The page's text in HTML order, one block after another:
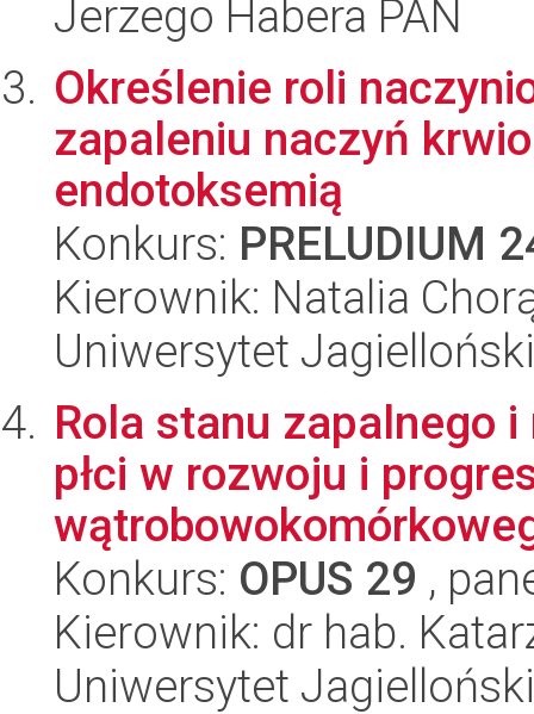
Jerzego Habera PAN
Określenie roli
zapaleniu naczyń
endotoksemią
Konkurs: PRELUDIUM
Kierownik: Natalia
Uniwersytet Jagielloński
Rola stanu zapalnego
płci w rozwoju i
Konkurs: OPUS 29 ,
Kierownik: dr hab.
Uniwersytet Jagielloński